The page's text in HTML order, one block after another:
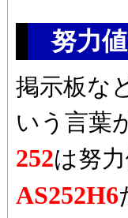
努力
掲示板な
いう言葉
252は努
AS252H6